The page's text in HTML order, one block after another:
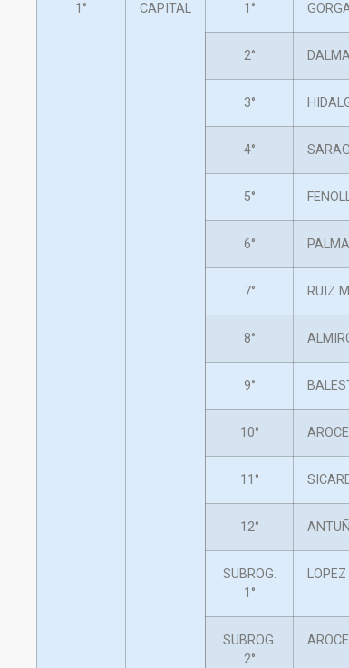
1° CAPITAL 1°
2°
3°
4°
5°
6°
7° RUIZ
8°
9°
10°
11°
12°
SUBROG.
1°
SUBROG.
2°